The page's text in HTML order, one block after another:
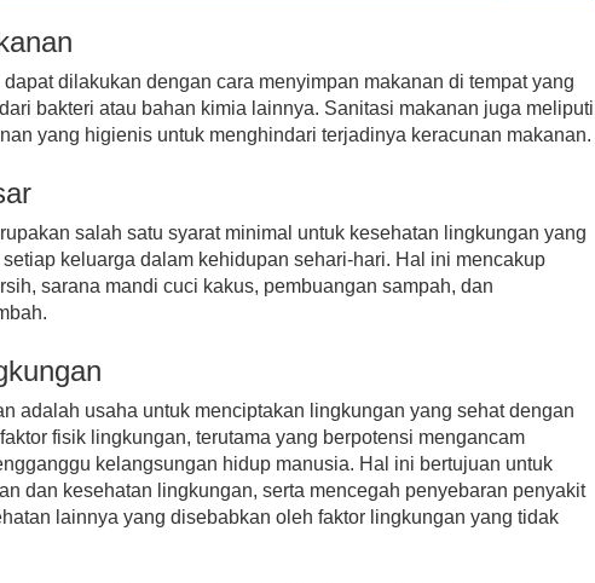
dilakukan dengan cara menyimpan makanan di tempat yang
bakteri atau bahan kimia lainnya. Sanitasi makanan juga meliputi
yang higienis untuk menghindari terjadinya keracunan makanan.
salah satu syarat minimal untuk kesehatan lingkungan yang
keluarga dalam kehidupan sehari-hari. Hal ini mencakup
sarana mandi cuci kakus, pembuangan sampah, dan
adalah usaha untuk menciptakan lingkungan yang sehat dengan
fisik lingkungan, terutama yang berpotensi mengancam
kelangsungan hidup manusia. Hal ini bertujuan untuk
dan kesehatan lingkungan, serta mencegah penyebaran penyakit
lainnya yang disebabkan oleh faktor lingkungan yang tidak